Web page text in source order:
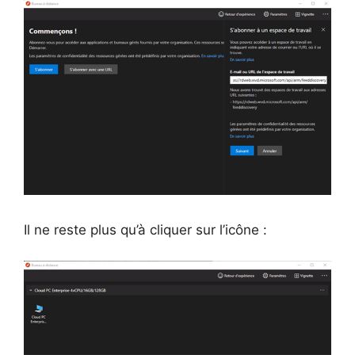
Il ne reste plus qu’à cliquer sur l’icône :